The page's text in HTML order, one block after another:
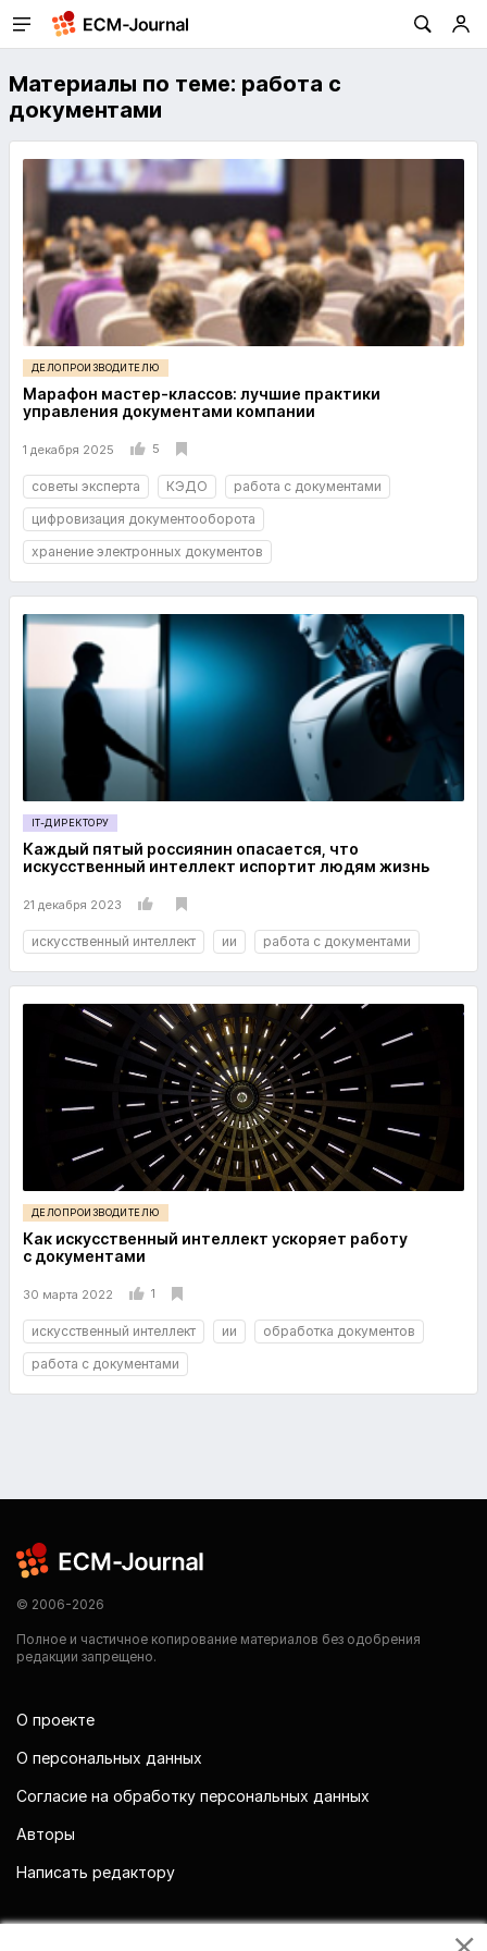
Материалы по теме: работа с
документами
ДЕЛОПРОИЗВОДИТЕЛЮ
Марафон мастер-классов: лучшие практики
управления документами компании
1 декабря 2025 5
советы эксперта КЭДО
работа с документами
цифровизация документооборота
хранение электронных документов
IT-ДИРЕКТОРУ
Каждый пятый россиянин опасается, что
искусственный интеллект испортит людям жизнь
21 декабря 2023
искусственный интеллект ии работа с документами
ДЕЛОПРОИЗВОДИТЕЛЮ
Как искусственный интеллект ускоряет работу
с документами
30 марта 2022 1
искусственный интеллект ии
обработка документов
работа с документами
© 2006-2026
Полное и частичное копирование материалов без одобрения
редакции запрещено.
О проекте
О персональных данных
Согласие на обработку персональных данных
Авторы
Написать редактору